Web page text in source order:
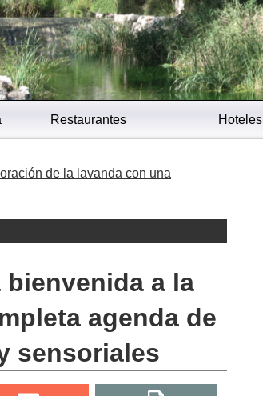
Restaurantes Hoteles
de la lavanda con una
bienvenida a la
agenda de
sensoriales